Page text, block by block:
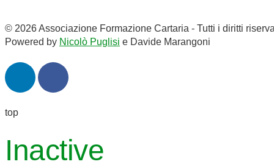
© 2026 Associazione Formazione Cartaria - Tutti i diritti
Powered by Nicolò Puglisi e Davide Marangoni
top
Inactive